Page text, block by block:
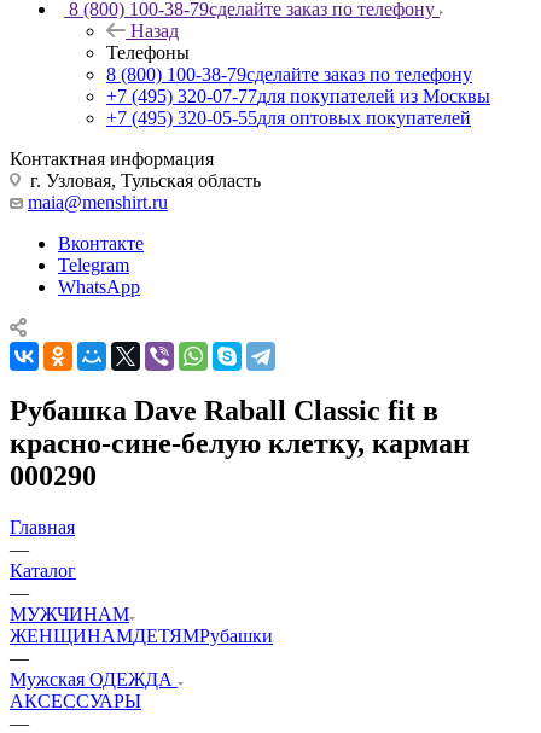
8 (800) 100-38-79сделайте заказ по телефону
Назад
Телефоны
8 (800) 100-38-79сделайте заказ по телефону
+7 (495) 320-07-77для покупателей из Москвы
+7 (495) 320-05-55для оптовых покупателей
Контактная информация
г. Узловая, Тульская область
maia@menshirt.ru
Вконтакте
Telegram
WhatsApp
Рубашка Dave Raball Classic fit в
красно-сине-белую клетку, карман
000290
Главная
—
Каталог
—
МУЖЧИНАМ
ЖЕНЩИНАМДЕТЯМРубашки
—
Мужская ОДЕЖДА
АКСЕССУАРЫ
—